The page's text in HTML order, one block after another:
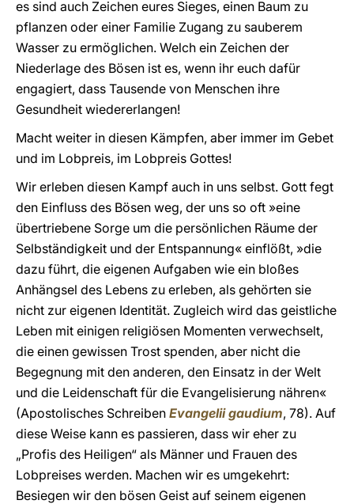
es sind auch Zeichen eures Sieges, einen Baum zu
pflanzen oder einer Familie Zugang zu sauberem
Wasser zu ermöglichen. Welch ein Zeichen der
Niederlage des Bösen ist es, wenn ihr euch dafür
engagiert, dass Tausende von Menschen ihre
Gesundheit wiedererlangen!
Macht weiter in diesen Kämpfen, aber immer im Gebet
und im Lobpreis, im Lobpreis Gottes!
Wir erleben diesen Kampf auch in uns selbst. Gott fegt
den Einfluss des Bösen weg, der uns so oft »eine
übertriebene Sorge um die persönlichen Räume der
Selbständigkeit und der Entspannung« einflößt, »die
dazu führt, die eigenen Aufgaben wie ein bloßes
Anhängsel des Lebens zu erleben, als gehörten sie
nicht zur eigenen Identität. Zugleich wird das geistliche
Leben mit einigen religiösen Momenten verwechselt,
die einen gewissen Trost spenden, aber nicht die
Begegnung mit den anderen, den Einsatz in der Welt
und die Leidenschaft für die Evangelisierung nähren«
(Apostolisches Schreiben Evangelii gaudium, 78). Auf
diese Weise kann es passieren, dass wir eher zu
„Profis des Heiligen“ als Männer und Frauen des
Lobpreises werden. Machen wir es umgekehrt:
Besiegen wir den bösen Geist auf seinem eigenen